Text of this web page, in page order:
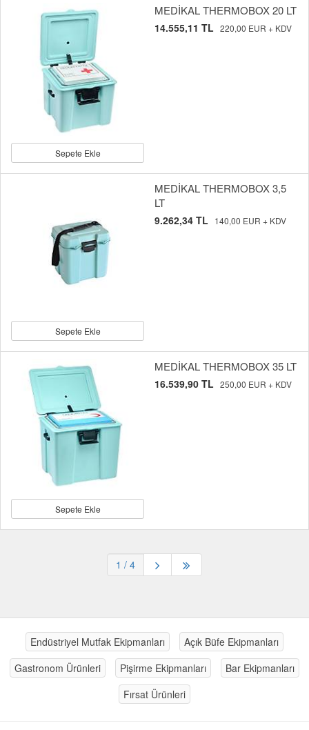
Sepete Ekle
MEDİKAL THERMOBOX 20 LT
14.555,11 TL 220,00 EUR + KDV
Sepete Ekle
MEDİKAL THERMOBOX 3,5
LT
9.262,34 TL 140,00 EUR + KDV
Sepete Ekle
MEDİKAL THERMOBOX 35 LT
16.539,90 TL 250,00 EUR + KDV
1 / 4
Endüstriyel Mutfak Ekipmanları
Açık Büfe Ekipmanları
Gastronom Ürünleri
Pişirme Ekipmanları
Bar Ekipmanları
Fırsat Ürünleri